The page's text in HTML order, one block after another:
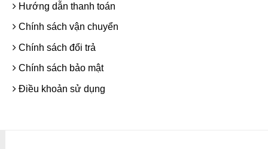
Hướng dẫn thanh toán
Chính sách vận chuyển
Chính sách đổi trả
Chính sách bảo mật
Điều khoản sử dụng